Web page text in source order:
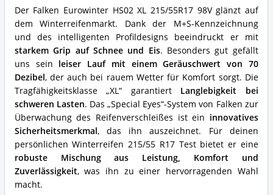
Der Falken Eurowinter HS02 XL 215/55R17 98V glänzt auf
dem Winterreifenmarkt. Dank der M+S-Kennzeichnung
und des intelligenten Profildesigns beeindruckt er mit
starkem Grip auf Schnee und Eis. Besonders gut gefällt
uns sein leiser Lauf mit einem Geräuschwert von 70
Dezibel, der auch bei rauem Wetter für Komfort sorgt. Die
Tragfähigkeitsklasse „XL“ garantiert Langlebigkeit bei
schweren Lasten. Das „Special Eyes“-System von Falken zur
Überwachung des Reifenverschleißes ist ein innovatives
Sicherheitsmerkmal, das ihn auszeichnet. Für deinen
persönlichen Winterreifen 215/55 R17 Test bietet er eine
robuste Mischung aus Leistung, Komfort und
Zuverlässigkeit, was ihn zu einer hervorragenden Wahl
macht.
für
Winterreifen
215/55
R17?